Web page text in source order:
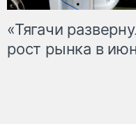
«Тягачи
рост рынка в